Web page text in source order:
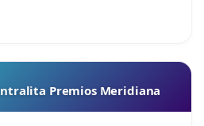
Premios Meridiana